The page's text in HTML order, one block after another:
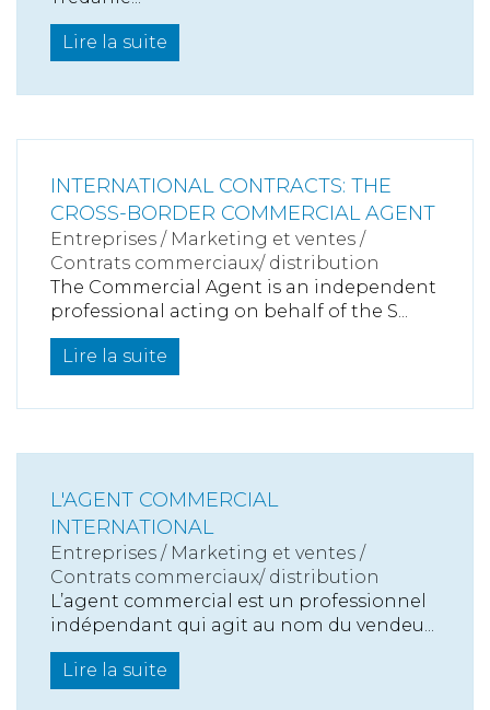
Lire la suite
INTERNATIONAL CONTRACTS: THE
CROSS-BORDER COMMERCIAL AGENT
Entreprises / Marketing et ventes /
Contrats commerciaux/ distribution
The Commercial Agent is an independent
professional acting on behalf of the S...
Lire la suite
L'AGENT COMMERCIAL
INTERNATIONAL
Entreprises / Marketing et ventes /
Contrats commerciaux/ distribution
L’agent commercial est un professionnel
indépendant qui agit au nom du vendeu...
Lire la suite